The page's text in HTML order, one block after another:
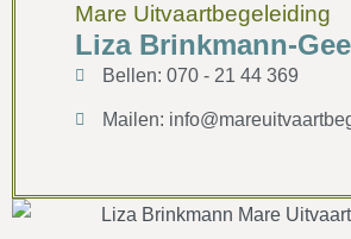
Mare Uitvaartbegeleiding
Liza Brinkmann-
Bellen: 070 - 21 44 369
Mailen: